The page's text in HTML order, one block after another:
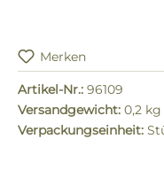
Merken
Artikel-Nr.: 96109
Versandgewicht: 0,2 kg
Verpackungseinheit: